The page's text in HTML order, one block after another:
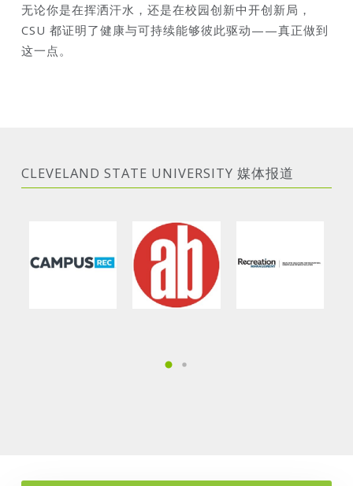
无论你是在挥洒汗水，还是在校园创新中开创新局，
CSU 都证明了健康与可持续能够彼此驱动——真正做到
这一点。
CLEVELAND STATE UNIVERSITY 媒体报道